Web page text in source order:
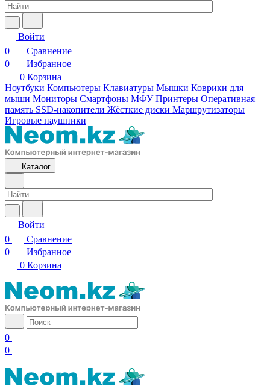
Войти
0
Сравнение
0
Избранное
0 Корзина
Ноутбуки Компьютеры Клавиатуры Мышки Коврики для
мыши Мониторы Смартфоны МФУ Принтеры Оперативная
память SSD-накопители Жёсткие диски Маршрутизаторы
Игровые наушники
Каталог
Войти
0
Сравнение
0
Избранное
0 Корзина
0
0